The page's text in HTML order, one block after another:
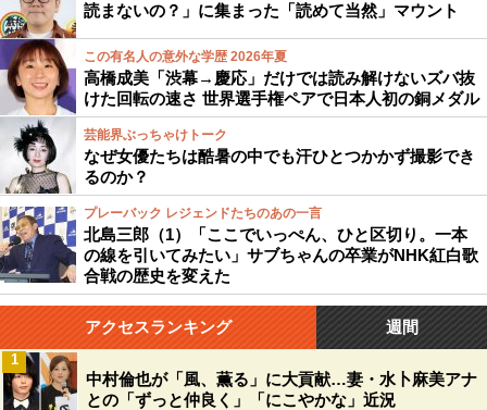
読まないの？」に集まった「読めて当然」マウント
この有名人の意外な学歴 2026年夏
高橋成美「渋幕→慶応」だけでは読み解けないズバ抜
けた回転の速さ 世界選手権ペアで日本人初の銅メダル
芸能界ぶっちゃけトーク
なぜ女優たちは酷暑の中でも汗ひとつかかず撮影でき
るのか？
プレーバック レジェンドたちのあの一言
北島三郎（1）「ここでいっぺん、ひと区切り。一本
の線を引いてみたい」サブちゃんの卒業がNHK紅白歌
合戦の歴史を変えた
アクセスランキング 週間
中村倫也が「風、薫る」に大貢献…妻・水卜麻美アナ
との「ずっと仲良く」「にこやかな」近況
1